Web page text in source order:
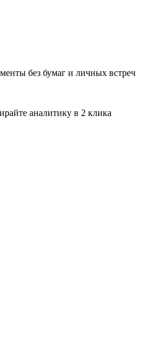
без бумаг и личных встреч
аналитику в 2 клика